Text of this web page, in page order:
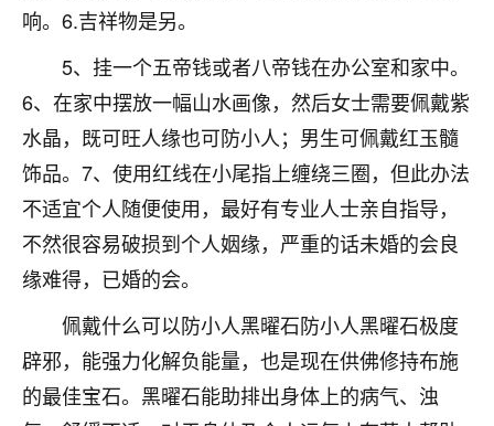
响。6.吉祥物是另。
5、挂一个五帝钱或者八帝钱在办公室和家中。
6、在家中摆放一幅山水画像，然后女士需要佩戴紫
水晶，既可旺人缘也可防小人；男生可佩戴红玉髓
饰品。7、使用红线在小尾指上缠绕三圈，但此办法
不适宜个人随便使用，最好有专业人士亲自指导，
不然很容易破损到个人姻缘，严重的话未婚的会良
缘难得，已婚的会。
佩戴什么可以防小人黑曜石防小人黑曜石极度
辟邪，能强力化解负能量，也是现在供佛修持布施
的最佳宝石。黑曜石能助排出身体上的病气、浊
之后，心情豁然开朗，也听老师建议，处理了一些因
果问题。今年以来，身体比以前好多，主要是心情好
了，老师说境随心转，现在深有体会了。
鹿森：是的，其实跟老师聊过之后，最大的感
触，首先就是心态会变好，万般皆是命，半点
不由人！
1天前 来自四川 9
金白水清
我也想找老师看看，有没有人给个联系方式的啊？
鹿森 ：慧来老师微信：gjsy0624
1天前 来自江西 12